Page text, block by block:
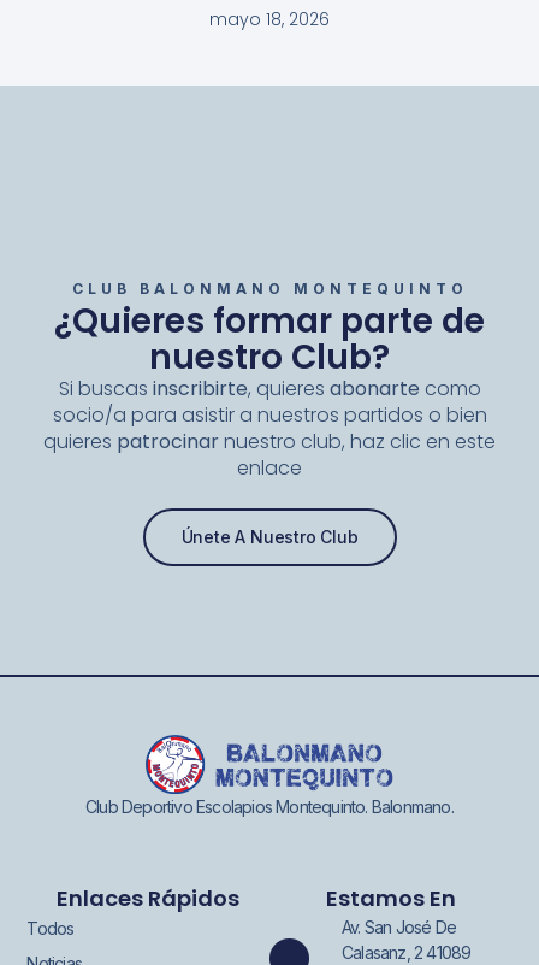
mayo 18, 2026
CLUB BALONMANO MONTEQUINTO
¿Quieres formar parte de
nuestro Club?
Si buscas inscribirte, quieres abonarte como
socio/a para asistir a nuestros partidos o bien
quieres patrocinarnuestro club, haz clic en este
enlace
Únete A Nuestro Club
Club Deportivo Escolapios Montequinto. Balonmano.
Enlaces Rápidos
Todos
Estamos En
Av. San José De
Calasanz, 2 41089